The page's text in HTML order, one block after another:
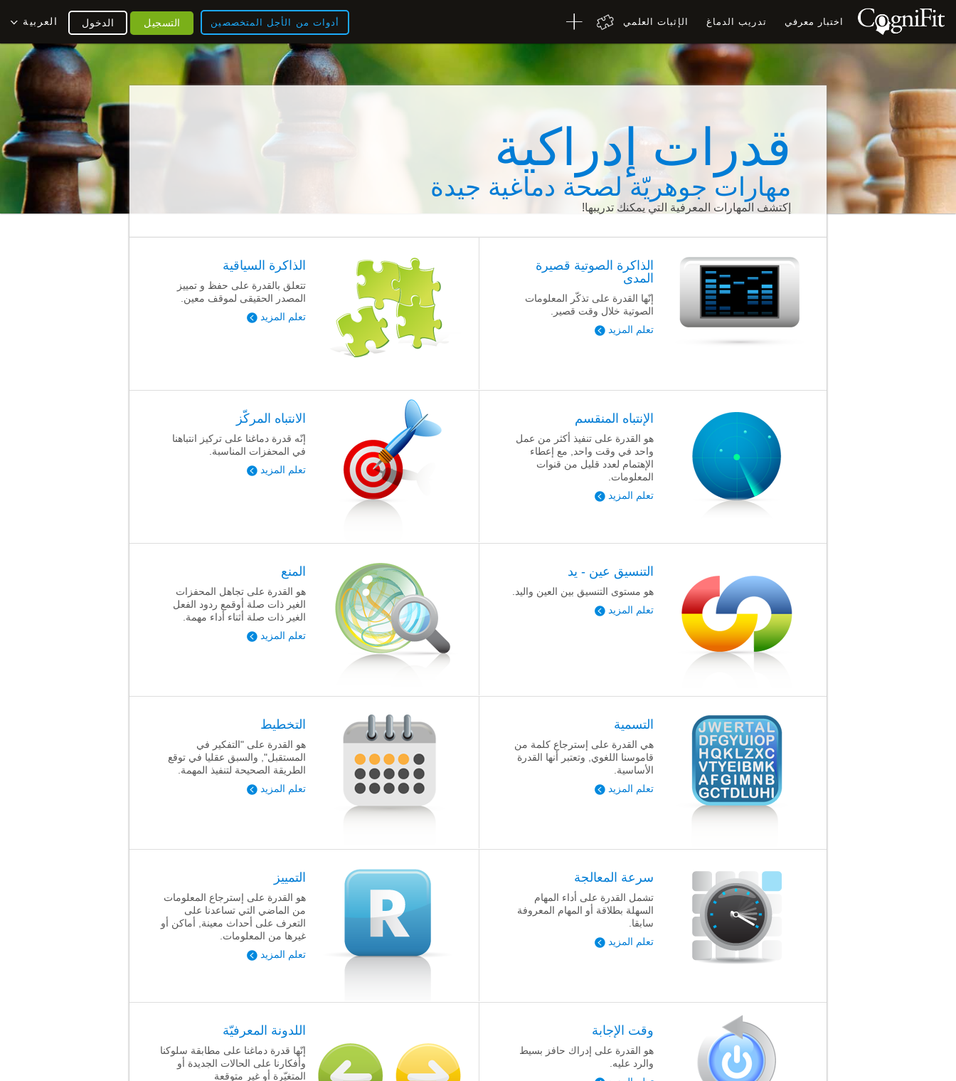
اختبار معرفي تدريب الدماغ الإثبات العلمي أدوات من الأجل المتخصصين العربية الدخول التسجيل
قدرات إدراكية
مهارات جوهريّةلصحة دماغية جيدة
إكتشف المهارات المعرفية التي يمكنك تدريبها!
الذاكرة الصوتية قصيرة
المدى
إنّها القدرة على تذكّر المعلومات
الصوتية خلال وقت قصير.
تعلم المزيد
الذاكرة السياقية
تتعلق بالقدرة على حفظ و تمييز
المصدر الحقيقى لموقف معين.
تعلم المزيد
الإنتباه المنقسم
هو القدرة على تنفيذ أكثر من عمل
واحد في وقت واحد, مع إعطاء
الإهتمام لعدد قليل من قنوات
المعلومات.
تعلم المزيد
الانتباه المركّز
إنّه قدرة دماغنا على تركيز انتباهنا
في المحفزات المناسبة.
تعلم المزيد
التنسيق عين - يد
هو مستوى التنسيق بين العين واليد.
تعلم المزيد
المنع
هو القدرة على تجاهل المحفزات
الغير ذات صلة أوقمع ردود الفعل
الغير ذات صلة أثناء أداء مهمة.
تعلم المزيد
التسمية
هي القدرة على إسترجاع كلمة من
قاموسنا اللغوي, وتعتبر أنها القدرة
الأساسية.
تعلم المزيد
التخطيط
هو القدرة على "التفكير في
المستقبل", والسبق عقليا في توقع
الطريقة الصحيحة لتنفيذ المهمة.
تعلم المزيد
سرعة المعالجة
تشمل القدرة على أداء المهام
السهلة بطلاقة أو المهام المعروفة
سابقا.
تعلم المزيد
التمييز
هو القدرة على إسترجاع المعلومات
من الماضي التي تساعدنا على
التعرف على أحداث معينة, أماكن أو
غيرها من المعلومات.
تعلم المزيد
وقت الإجابة
هو القدرة على إدراك حافز بسيط
والرد عليه.
اللدونة المعرفيّة
إنّها قدرة دماغنا على مطابقة سلوكنا
وأفكارنا على الحالات الجديدة أو
المتغيّرة أو غير متوقعة